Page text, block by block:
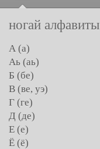
ногай алфавиты
А (а)
Аь (аь)
Б (бе)
В (ве, уэ)
Г (ге)
Д (де)
Е (е)
Ё (ё)